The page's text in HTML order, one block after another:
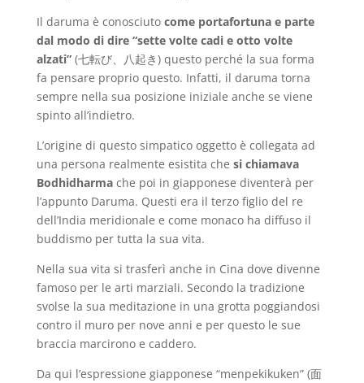
Il daruma è conosciuto come portafortuna e parte
dal modo di dire “sette volte cadi e otto volte
alzati” (七転び、八起き) questo perché la sua forma
fa pensare proprio questo. Infatti, il daruma torna
sempre nella sua posizione iniziale anche se viene
spinto all’indietro.
L’origine di questo simpatico oggetto è collegata ad
una persona realmente esistita che si chiamava
Bodhidharmache poi in giapponese diventerà per
l’appunto Daruma. Questi era il terzo figlio del re
dell’India meridionale e come monaco ha diffuso il
buddismo per tutta la sua vita.
Nella sua vita si trasferì anche in Cina dove divenne
famoso per le arti marziali. Secondo la tradizione
svolse la sua meditazione in una grotta poggiandosi
contro il muro per nove anni e per questo le sue
braccia marcirono e caddero.
Da qui l’espressione giapponese “menpekikuken” (面